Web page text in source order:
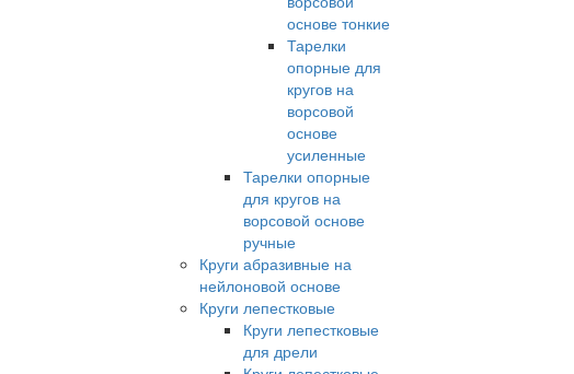
основе тонкие
Тарелки
опорные для
кругов на
ворсовой
основе
усиленные
Тарелки опорные
для кругов на
ворсовой основе
ручные
Круги абразивные на
нейлоновой основе
Круги лепестковые
Круги лепестковые
для дрели